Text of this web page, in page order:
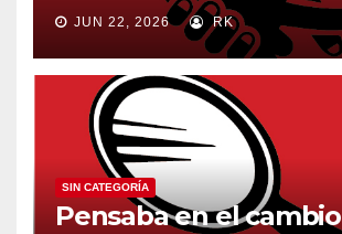
JUN 22, 2026 RK
SIN CATEGORÍA
Pensaba en el cambio